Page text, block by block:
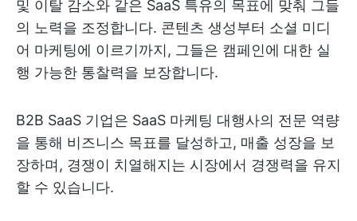
및 이탈 감소와 같은 SaaS 특유의 목표에 맞춰 그들
의 노력을 조정합니다. 콘텐츠 생성부터 소셜 미디
어 마케팅에 이르기까지, 그들은 캠페인에 대한 실
행 가능한 통찰력을 보장합니다.
B2B SaaS 기업은 SaaS 마케팅 대행사의 전문 역량
을 통해 비즈니스 목표를 달성하고, 매출 성장을 보
장하며, 경쟁이 치열해지는 시장에서 경쟁력을 유지
할 수 있습니다.